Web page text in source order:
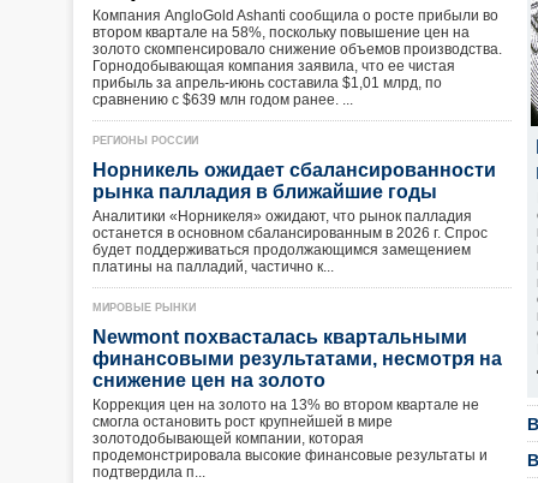
Компания AngloGold Ashanti сообщила о росте прибыли во
втором квартале на 58%, поскольку повышение цен на
золото скомпенсировало снижение объемов производства.
Горнодобывающая компания заявила, что ее чистая
прибыль за апрель-июнь составила $1,01 млрд, по
сравнению с $639 млн годом ранее. ...
РЕГИОНЫ РОССИИ
Норникель ожидает сбалансированности
рынка палладия в ближайшие годы
Аналитики «Норникеля» ожидают, что рынок палладия
останется в основном сбалансированным в 2026 г. Спрос
будет поддерживаться продолжающимся замещением
платины на палладий, частично к...
МИРОВЫЕ РЫНКИ
Newmont похвасталась квартальными
финансовыми результатами, несмотря на
снижение цен на золото
Коррекция цен на золото на 13% во втором квартале не
смогла остановить рост крупнейшей в мире
золотодобывающей компании, которая
продемонстрировала высокие финансовые результаты и
подтвердила п...